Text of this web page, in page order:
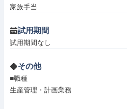
家族手当
試用期間
試用期間なし
その他
■職種
生産管理・計画業務